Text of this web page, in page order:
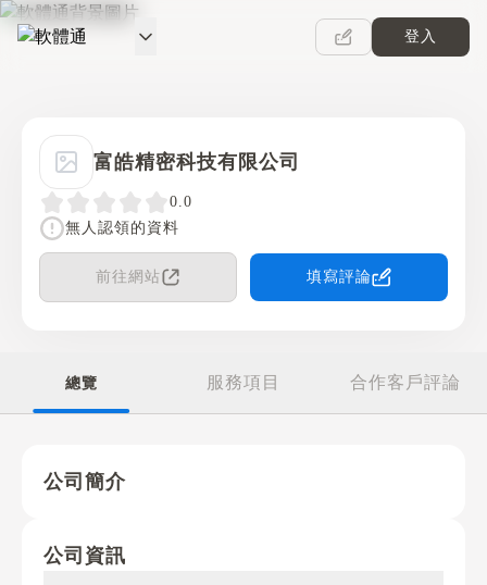
軟體通
登入
富皓精密科技有限公司
0.0
無人認領的資料
前往網站 填寫評論
總覽 服務項目 合作客戶評論
公司簡介
公司資訊